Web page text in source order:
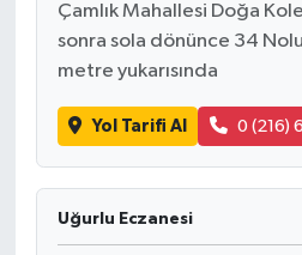
Çamlık Mahallesi Doğa
sonra sola dönünce 34
metre yukarısında
Yol Tarifi Al 0 (216)
Uğurlu Eczanesi